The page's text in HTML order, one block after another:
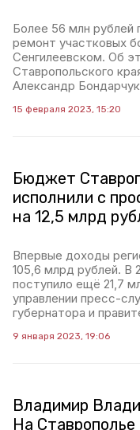
Более 56 млн рублей
ремонт участковых
Сенгилеевском. Об
Ставропольского
Александр
15 февраля 2023, 15:20
Бюджет
исполнили с
на 12,5 млрд
Впервые доходы
105,6 млрд рублей. В
поступило ещё 21,7
управлении пресс-
губернатора и
9 января 2023, 19:06
Владимир
На Ставрополье